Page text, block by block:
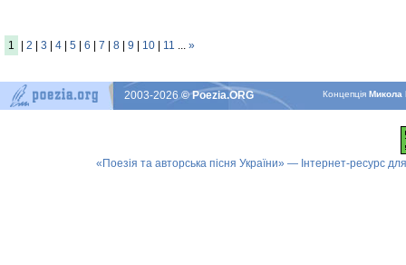
1 2 3 4 5 6 7 8 9 10 11 ... »
КонцепцiяМикола
2003-2026© Poezia.ORG
«Поезія та авторська пісня України» — Інтернет-ресурс